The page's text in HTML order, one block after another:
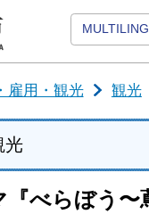
雇用・観光 観光
光
『べらぼう〜